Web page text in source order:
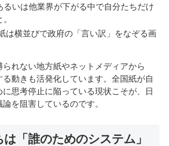
るいは他業界が下がる中で自分たちだけ
は横並びで政府の「言い訳」をなぞる画
れない地方紙やネットメディアから
動きも活発化しています。全国紙が自
思考停止に陥っている現状こそが、日
を阻害しているのです。
「誰のためのシステム」